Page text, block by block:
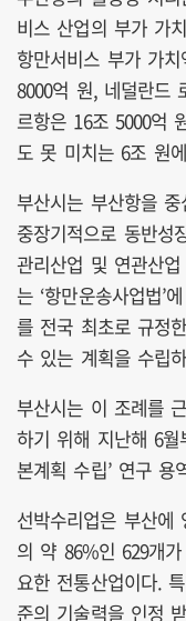
비스 산업의 부가 가
항만서비스 부가 가
8000억 원, 네덜란드
르항은 16조 5000억
도 못 미치는 6조 원
부산시는 부산항을
중장기적으로 동반성
관리산업 및 연관산
는 ‘항만운송사업법’
를 전국 최초로 규정
수 있는 계획을 수립
부산시는 이 조례를
하기 위해 지난해 6월
본계획 수립’ 연구 용
선박수리업은 부산에
의 약 86%인 629개
요한 전통산업이다.
준의 기술력을 인정